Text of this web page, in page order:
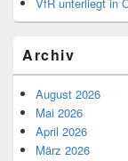
Archiv
August 2026
Mai 2026
April 2026
März 2026